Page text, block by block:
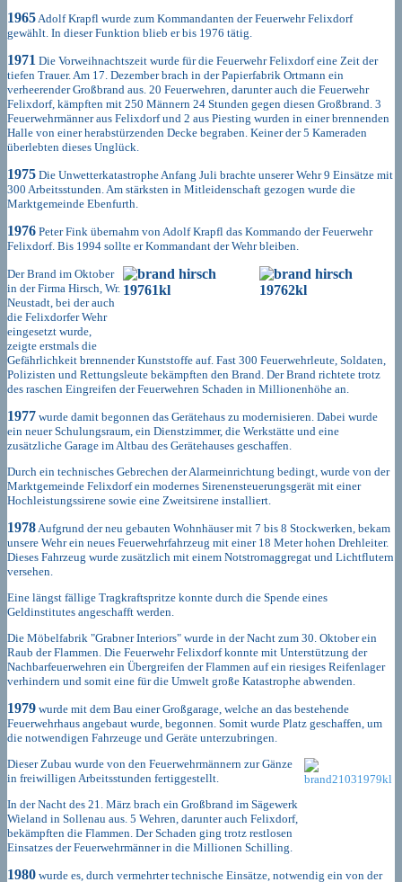
1965Adolf Krapfl wurde zum Kommandanten der Feuerwehr Felixdorf
gewählt. In dieser Funktion blieb er bis 1976 tätig.
1971 Die Vorweihnachtszeit wurde für die Feuerwehr Felixdorf eine Zeit der
tiefen Trauer. Am 17. Dezember brach in der Papierfabrik Ortmann ein
verheerender Großbrand aus. 20 Feuerwehren, darunter auch die Feuerwehr
Felixdorf, kämpften mit 250 Männern 24 Stunden gegen diesen Großbrand. 3
Feuerwehrmänner aus Felixdorf und 2 aus Piesting wurden in einer brennenden
Halle von einer herabstürzenden Decke begraben. Keiner der 5 Kameraden
überlebten dieses Unglück.
1975 Die Unwetterkatastrophe Anfang Juli brachte unserer Wehr 9 Einsätze mit
300 Arbeitsstunden. Am stärksten in Mitleidenschaft gezogen wurde die
Marktgemeinde Ebenfurth.
1976 Peter Fink übernahm von Adolf Krapfl das Kommando der Feuerwehr
Felixdorf. Bis 1994 sollte er Kommandant der Wehr bleiben.
Der Brand im Oktober
in der Firma Hirsch, Wr.
Neustadt, bei der auch
die Felixdorfer Wehr
eingesetzt wurde,
zeigte erstmals die
Gefährlichkeit brennender Kunststoffe auf. Fast 300 Feuerwehrleute, Soldaten,
Polizisten und Rettungsleute bekämpften den Brand. Der Brand richtete trotz
des raschen Eingreifen der Feuerwehren Schaden in Millionenhöhe an.
1977 wurde damit begonnen das Gerätehaus zu modernisieren. Dabei wurde
ein neuer Schulungsraum, ein Dienstzimmer, die Werkstätte und eine
zusätzliche Garage im Altbau des Gerätehauses geschaffen.
Durch ein technisches Gebrechen der Alarmeinrichtung bedingt, wurde von der
Marktgemeinde Felixdorf ein modernes Sirenensteuerungsgerät mit einer
Hochleistungssirene sowie eine Zweitsirene installiert.
1978Aufgrund der neu gebauten Wohnhäuser mit 7 bis 8 Stockwerken, bekam
unsere Wehr ein neues Feuerwehrfahrzeug mit einer 18 Meter hohen Drehleiter.
Dieses Fahrzeug wurde zusätzlich mit einem Notstromaggregat und Lichtflutern
versehen.
Eine längst fällige Tragkraftspritze konnte durch die Spende eines
Geldinstitutes angeschafft werden.
Die Möbelfabrik "Grabner Interiors" wurde in der Nacht zum 30. Oktober ein
Raub der Flammen. Die Feuerwehr Felixdorf konnte mit Unterstützung der
Nachbarfeuerwehren ein Übergreifen der Flammen auf ein riesiges Reifenlager
verhindern und somit eine für die Umwelt große Katastrophe abwenden.
1979 wurde mit dem Bau einer Großgarage, welche an das bestehende
Feuerwehrhaus angebaut wurde, begonnen. Somit wurde Platz geschaffen, um
die notwendigen Fahrzeuge und Geräte unterzubringen.
Dieser Zubau wurde von den Feuerwehrmännern zur Gänze
in freiwilligen Arbeitsstunden fertiggestellt.
In der Nacht des 21. März brach ein Großbrand im Sägewerk
Wieland in Sollenau aus. 5 Wehren, darunter auch Felixdorf,
bekämpften die Flammen. Der Schaden ging trotz restlosen
Einsatzes der Feuerwehrmänner in die Millionen Schilling.
1980 wurde es, durch vermehrter technische Einsätze, notwendig ein von der